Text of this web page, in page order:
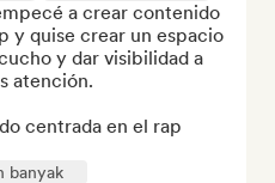
a crear contenido
y quise crear un espacio
y dar visibilidad a
atención.
centrada en el rap
banyak